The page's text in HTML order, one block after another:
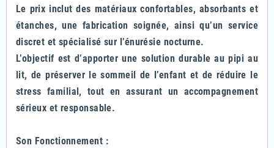
Le prix inclut des matériaux confortables, absorbants et
étanches, une fabrication soignée, ainsi qu’un service
discret et spécialisé sur l’énurésie nocturne.
L’objectif est d’apporter une solution durable au pipi au
lit, de préserver le sommeil de l’enfant et de réduire le
stress familial, tout en assurant un accompagnement
sérieux et responsable.
Son Fonctionnement :